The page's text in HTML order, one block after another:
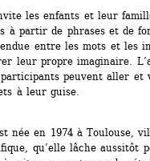
les enfants et leur
à partir de phrases et de
entre les mots et les
leur propre imaginaire.
peuvent aller et
à leur guise.
née en 1974 à Toulouse,
qu’elle lâche aussitôt